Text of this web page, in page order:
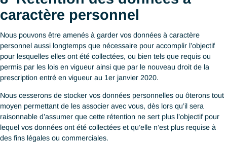
Pour protéger vos données à caractère personnel de tout
collecte, utilisation, diffusion, copie, modification, mise à
mesures administratives, physiques et techniques appropriées
qu’une protection par antivirus à jour, de l’encryption et
filtres de confidentialité pour protéger tout archivage et
en interne ou bien vers nos prestataires de services autorisés
savoir (Article 25 du RGPD, Article 7 de la nLPD, Section 24
et Schedule 1 de la Cap. 486(PDPO)).
Alors que la sécurité ne peut être garantie, nous mettons tout